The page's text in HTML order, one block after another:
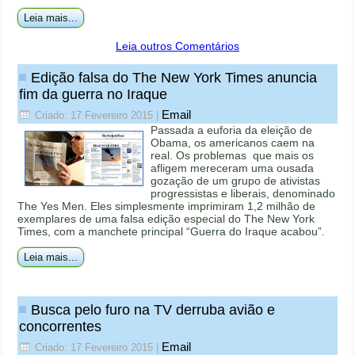
Leia mais...
Leia outros Comentários
Edição falsa do The New York Times anuncia
fim da guerra no Iraque
Criado: 17 Fevereiro 2015 Email
Passada a euforia da eleição de
Obama, os americanos caem na
real. Os problemas que mais os
afligem mereceram uma ousada
gozação de um grupo de ativistas
progressistas e liberais, denominado
The Yes Men. Eles simplesmente imprimiram 1,2 milhão de
exemplares de uma falsa edição especial do The New York
Times, com a manchete principal “Guerra do Iraque acabou”.
Leia mais...
Busca pelo furo na TV derruba avião e
concorrentes
Criado: 17 Fevereiro 2015 Email